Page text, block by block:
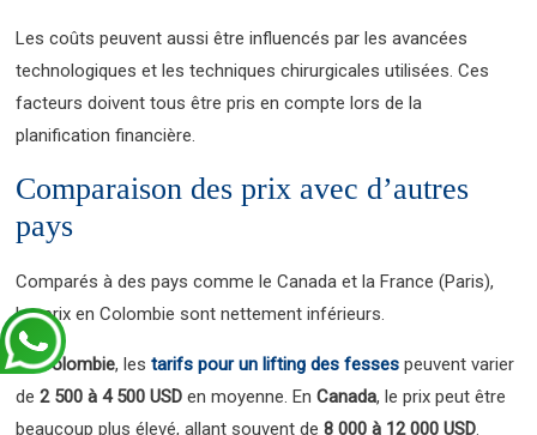
Les coûts peuvent aussi être influencés par les avancées
technologiques et les techniques chirurgicales utilisées. Ces
facteurs doivent tous être pris en compte lors de la
planification financière.
Comparaison des prix avec d’autres
pays
Comparés à des pays comme le Canada et la France (Paris),
les prix en Colombie sont nettement inférieurs.
EnColombie, lestarifs pour un lifting des fesses peuvent varier
de2 500 à 4 500 USD en moyenne. EnCanada, le prix peut être
beaucoup plus élevé, allant souvent de8 000 à 12 000 USD.